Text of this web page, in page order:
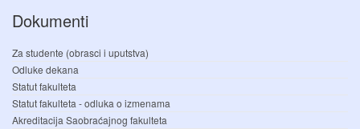
Dokumenti
Za studente (obrasci i uputstva)
Odluke dekana
Statut fakulteta
Statut fakulteta - odluka o izmenama
Akreditacija Saobraćajnog fakulteta